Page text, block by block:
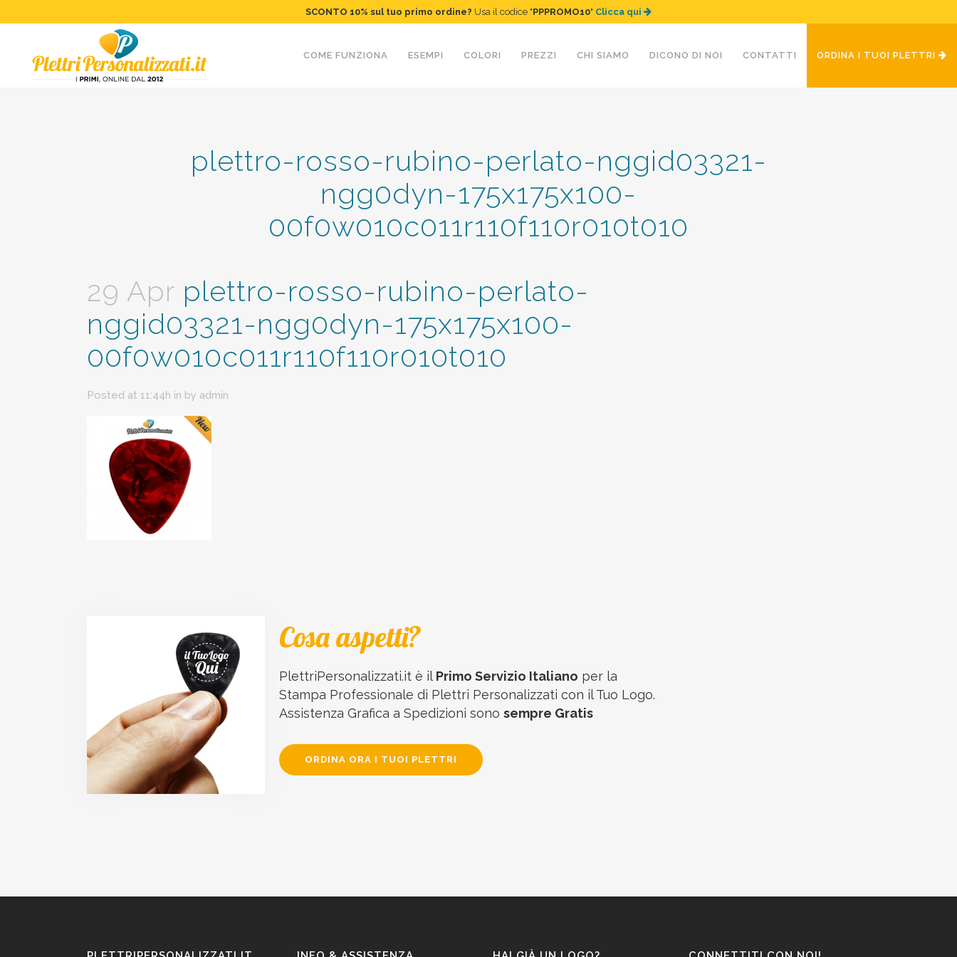
SCONTO 10% sul tuo primo ordine? Usa il codice "PPPROMO10" Clicca qui
COME FUNZIONA ESEMPI COLORI PREZZI CHI SIAMO DICONO DI NOI CONTATTI ORDINA I TUOI PLETTRI
plettro-rosso-rubino-perlato-nggid03321-
ngg0dyn-175x175x100-
00f0w010c011r110f110r010t010
29 Apr plettro-rosso-rubino-perlato-
nggid03321-ngg0dyn-175x175x100-
00f0w010c011r110f110r010t010
Posted at 11:44h in by admin
Cosa aspetti?
PlettriPersonalizzati.it è il Primo Servizio Italiano per la
Stampa Professionale di Plettri Personalizzati con il Tuo Logo.
Assistenza Grafica a Spedizioni sono sempre Gratis
ORDINA ORA I TUOI PLETTRI